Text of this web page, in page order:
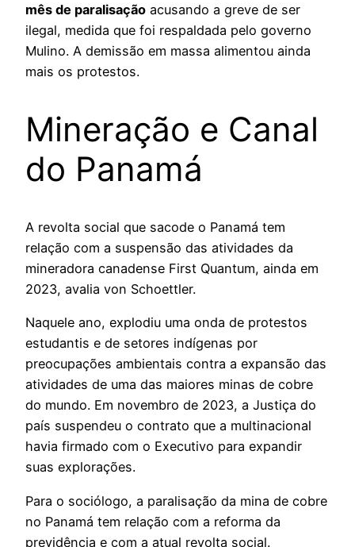
mês de paralisação acusando a greve de ser
ilegal, medida que foi respaldada pelo governo
Mulino. A demissão em massa alimentou ainda
mais os protestos.
Mineração e Canal
do Panamá
A revolta social que sacode o Panamá tem
relação com a suspensão das atividades da
mineradora canadense First Quantum, ainda em
2023, avalia von Schoettler.
Naquele ano, explodiu uma onda de protestos
estudantis e de setores indígenas por
preocupações ambientais contra a expansão das
atividades de uma das maiores minas de cobre
do mundo. Em novembro de 2023, a Justiça do
país suspendeu o contrato que a multinacional
havia firmado com o Executivo para expandir
suas explorações.
Para o sociólogo, a paralisação da mina de cobre
no Panamá tem relação com a reforma da
previdência e com a atual revolta social.